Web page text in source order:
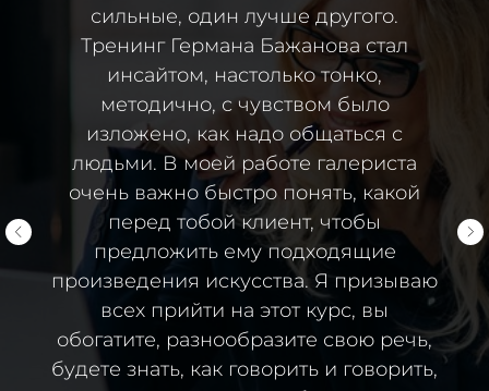
сильные, один лучше другого.
Тренинг Германа Бажанова стал
инсайтом, настолько тонко,
методично, с чувством было
изложено, как надо общаться с
людьми. В моей работе галериста
очень важно быстро понять, какой
перед тобой клиент, чтобы
предложить ему подходящие
произведения искусства. Я призываю
всех прийти на этот курс, вы
обогатите, разнообразите свою речь,
будете знать, как говорить и говорить,